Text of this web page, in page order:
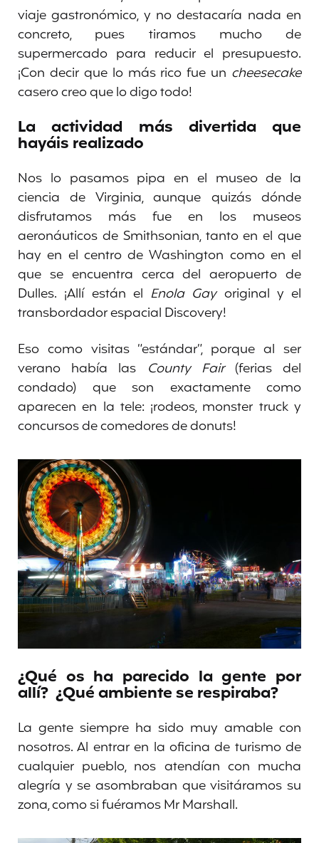
viaje gastronómico, y no destacaría nada en
concreto, pues tiramos mucho de
supermercado para reducir el presupuesto.
¡Con decir que lo más rico fue un cheesecake
casero creo que lo digo todo!
La actividad más divertida que
hayáis realizado
Nos lo pasamos pipa en el museo de la
ciencia de Virginia, aunque quizás dónde
disfrutamos más fue en los museos
aeronáuticos de Smithsonian, tanto en el que
hay en el centro de Washington como en el
que se encuentra cerca del aeropuerto de
Dulles. ¡Allí están el Enola Gayoriginal y el
transbordador espacial Discovery!
Eso como visitas “estándar”, porque al ser
verano había las County Fair(ferias del
condado) que son exactamente como
aparecen en la tele: ¡rodeos, monster truck y
concursos de comedores de donuts!
¿Qué os ha parecido la gente por
allí? ¿Qué ambiente se respiraba?
La gente siempre ha sido muy amable con
nosotros. Al entrar en la oficina de turismo de
cualquier pueblo, nos atendían con mucha
alegría y se asombraban que visitáramos su
zona, como si fuéramos Mr Marshall.